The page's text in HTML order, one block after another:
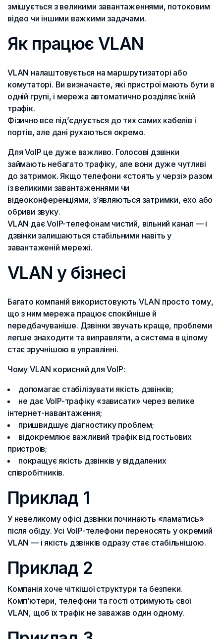
змішується з великими завантаженнями, потоковим
відео чи іншими важкими задачами.
Як працює VLAN
VLAN налаштовується на маршрутизаторі або
комутаторі. Ви визначаєте, які пристрої мають бути в
одній групі, і мережа автоматично розділяє їхній
трафік.
Фізично все під’єднується до тих самих кабелів і
портів, але дані рухаються окремо.
Для VoIP це дуже важливо. Голосові дзвінки
займають небагато трафіку, але вони дуже чутливі
до затримок. Якщо телефони «стоять у черзі» разом
із великими завантаженнями чи
відеоконференціями, з’являються затримки, ехо або
обриви звуку.
VLAN дає VoIP-телефонам чистий, вільний канал — і
дзвінки залишаються стабільними навіть у
завантаженій мережі.
VLAN у бізнесі
Багато компаній використовують VLAN просто тому,
що з ним мережа працює спокійніше й
передбачуваніше. Дзвінки звучать краще, проблеми
легше знаходити та виправляти, а система в цілому
стає зручнішою в управлінні.
Чому VLAN корисний для VoIP:
допомагає стабілізувати якість дзвінків;
не дає VoIP-трафіку «зависати» через велике
інтернет-навантаження;
пришвидшує діагностику проблем;
відокремлює важливий трафік від гостьових
пристроїв;
покращує якість дзвінків у віддалених
співробітників.
Приклад 1
У невеликому офісі дзвінки починають «ламатись»
після обіду. Усі VoIP-телефони переносять у окремий
VLAN — і якість дзвінків одразу стає стабільнішою.
Приклад 2
Компанія хоче чіткішої структури та безпеки.
Комп’ютери, телефони та гості отримують свої
VLAN, щоб їх трафік не заважав один одному.